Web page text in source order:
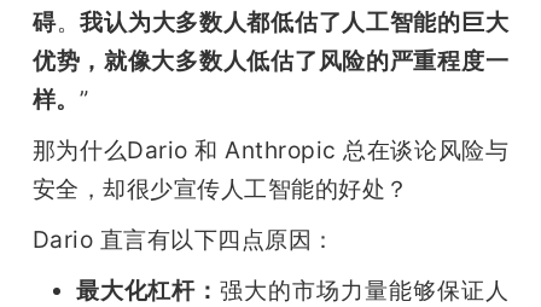
碍。我认为大多数人都低估了人工智能的巨大
优势，就像大多数人低估了风险的严重程度一
样。 ”
那为什么Dario 和 Anthropic 总在谈论风险与
安全，却很少宣传人工智能的好处？
Dario 直言有以下四点原因：
最大化杠杆：强大的市场力量能够保证人